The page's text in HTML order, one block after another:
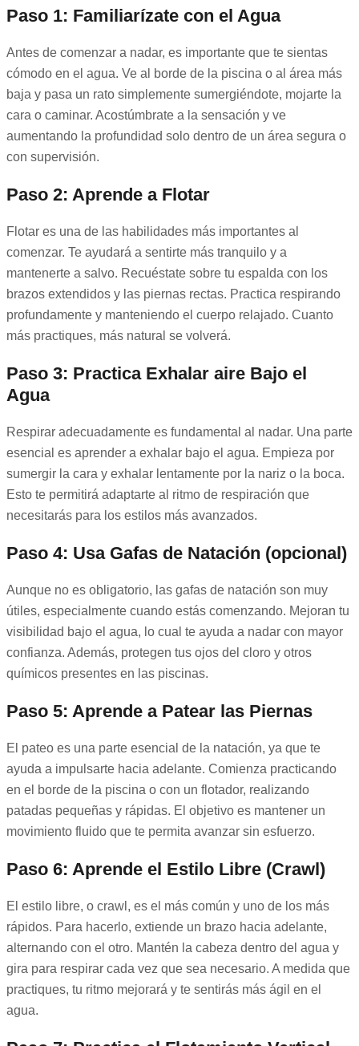
Paso 1: Familiarízate con el Agua
Antes de comenzar a nadar, es importante que te sientas
cómodo en el agua. Ve al borde de la piscina o al área más
baja y pasa un rato simplemente sumergiéndote, mojarte la
cara o caminar. Acostúmbrate a la sensación y ve
aumentando la profundidad solo dentro de un área segura o
con supervisión.
Paso 2: Aprende a Flotar
Flotar es una de las habilidades más importantes al
comenzar. Te ayudará a sentirte más tranquilo y a
mantenerte a salvo. Recuéstate sobre tu espalda con los
brazos extendidos y las piernas rectas. Practica respirando
profundamente y manteniendo el cuerpo relajado. Cuanto
más practiques, más natural se volverá.
Paso 3: Practica Exhalar aire Bajo el
Agua
Respirar adecuadamente es fundamental al nadar. Una parte
esencial es aprender a exhalar bajo el agua. Empieza por
sumergir la cara y exhalar lentamente por la nariz o la boca.
Esto te permitirá adaptarte al ritmo de respiración que
necesitarás para los estilos más avanzados.
Paso 4: Usa Gafas de Natación (opcional)
Aunque no es obligatorio, las gafas de natación son muy
útiles, especialmente cuando estás comenzando. Mejoran tu
visibilidad bajo el agua, lo cual te ayuda a nadar con mayor
confianza. Además, protegen tus ojos del cloro y otros
químicos presentes en las piscinas.
Paso 5: Aprende a Patear las Piernas
El pateo es una parte esencial de la natación, ya que te
ayuda a impulsarte hacia adelante. Comienza practicando
en el borde de la piscina o con un flotador, realizando
patadas pequeñas y rápidas. El objetivo es mantener un
movimiento fluido que te permita avanzar sin esfuerzo.
Paso 6: Aprende el Estilo Libre (Crawl)
El estilo libre, o crawl, es el más común y uno de los más
rápidos. Para hacerlo, extiende un brazo hacia adelante,
alternando con el otro. Mantén la cabeza dentro del agua y
gira para respirar cada vez que sea necesario. A medida que
practiques, tu ritmo mejorará y te sentirás más ágil en el
agua.